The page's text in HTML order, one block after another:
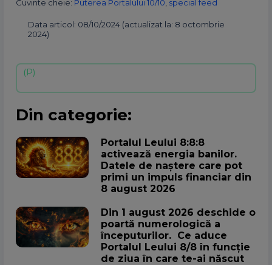
Cuvinte cheie: Puterea Portalului 10/10 special feed
Data articol: 08/10/2024 (actualizat la: 8 octombrie
2024)
Din categorie:
Portalul Leului 8:8:8
activează energia banilor.
Datele de naștere care pot
primi un impuls financiar din
8 august 2026
Din 1 august 2026 deschide o
poartă numerologică a
începuturilor. Ce aduce
Portalul Leului 8/8 în funcție
de ziua în care te-ai născut